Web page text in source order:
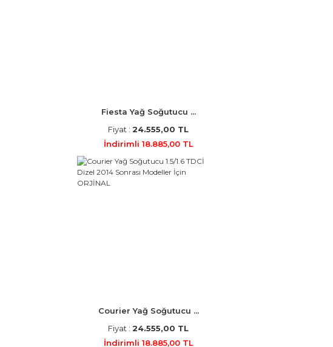
Fiesta Yağ Soğutucu ...
Fiyat : 24.555,00 TL
İndirimli 18.885,00 TL
Courier Yağ Soğutucu ...
Fiyat : 24.555,00 TL
İndirimli 18.885,00 TL